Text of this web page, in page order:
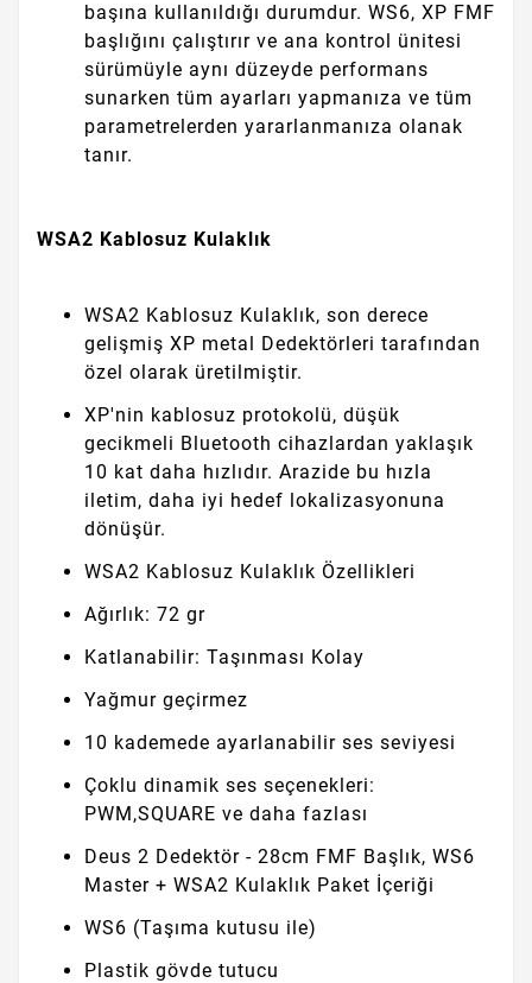
başına kullanıldığı durumdur. WS6, XP FMF
başlığını çalıştırır ve ana kontrol ünitesi
sürümüyle aynı düzeyde performans
sunarken tüm ayarları yapmanıza ve tüm
parametrelerden yararlanmanıza olanak
tanır.
WSA2 Kablosuz Kulaklık
WSA2 Kablosuz Kulaklık, son derece
gelişmiş XP metal Dedektörleri tarafından
özel olarak üretilmiştir.
XP'nin kablosuz protokolü, düşük
gecikmeli Bluetooth cihazlardan yaklaşık
10 kat daha hızlıdır. Arazide bu hızla
iletim, daha iyi hedef lokalizasyonuna
dönüşür.
WSA2 Kablosuz Kulaklık Özellikleri
Ağırlık: 72 gr
Katlanabilir: Taşınması Kolay
Yağmur geçirmez
10 kademede ayarlanabilir ses seviyesi
Çoklu dinamik ses seçenekleri:
PWM,SQUARE ve daha fazlası
Deus 2 Dedektör - 28cm FMF Başlık, WS6
Master + WSA2 Kulaklık Paket İçeriği
WS6 (Taşıma kutusu ile)
Plastik gövde tutucu